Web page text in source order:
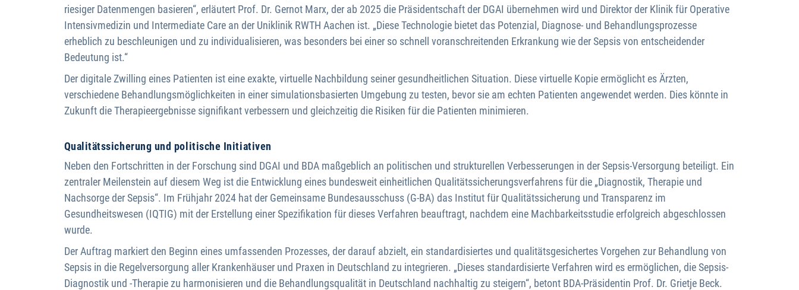
riesiger Datenmengen basieren“, erläutert Prof. Dr. Gernot Marx, der ab 2025 die Präsidentschaft der DGAI übernehmen wird und Direktor der Klinik für Operative
Intensivmedizin und Intermediate Care an der Uniklinik RWTH Aachen ist. „Diese Technologie bietet das Potenzial, Diagnose- und Behandlungsprozesse
erheblich zu beschleunigen und zu individualisieren, was besonders bei einer so schnell voranschreitenden Erkrankung wie der Sepsis von entscheidender
Bedeutung ist.“
Der digitale Zwilling eines Patienten ist eine exakte, virtuelle Nachbildung seiner gesundheitlichen Situation. Diese virtuelle Kopie ermöglicht es Ärzten,
verschiedene Behandlungsmöglichkeiten in einer simulationsbasierten Umgebung zu testen, bevor sie am echten Patienten angewendet werden. Dies könnte in
Zukunft die Therapieergebnisse signifikant verbessern und gleichzeitig die Risiken für die Patienten minimieren.
Qualitätssicherung und politische Initiativen
Neben den Fortschritten in der Forschung sind DGAI und BDA maßgeblich an politischen und strukturellen Verbesserungen in der Sepsis-Versorgung beteiligt. Ein
zentraler Meilenstein auf diesem Weg ist die Entwicklung eines bundesweit einheitlichen Qualitätssicherungsverfahrens für die „Diagnostik, Therapie und
Nachsorge der Sepsis“. Im Frühjahr 2024 hat der Gemeinsame Bundesausschuss (G-BA) das Institut für Qualitätssicherung und Transparenz im
Gesundheitswesen (IQTIG) mit der Erstellung einer Spezifikation für dieses Verfahren beauftragt, nachdem eine Machbarkeitsstudie erfolgreich abgeschlossen
wurde.
Der Auftrag markiert den Beginn eines umfassenden Prozesses, der darauf abzielt, ein standardisiertes und qualitätsgesichertes Vorgehen zur Behandlung von
Sepsis in die Regelversorgung aller Krankenhäuser und Praxen in Deutschland zu integrieren. „Dieses standardisierte Verfahren wird es ermöglichen, die Sepsis-
Diagnostik und -Therapie zu harmonisieren und die Behandlungsqualität in Deutschland nachhaltig zu steigern“, betont BDA-Präsidentin Prof. Dr. Grietje Beck.